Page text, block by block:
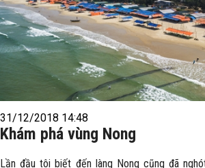
31/12/2018 14:48
Khám phá vùng Nong
Lần đầu tôi biết đến làng Nong cũng đã